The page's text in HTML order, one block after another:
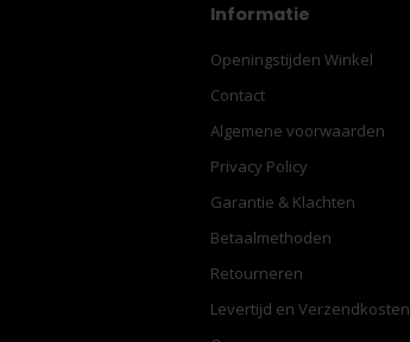
Informatie
Openingstijden Winkel
Contact
Algemene voorwaarden
Privacy Policy
Garantie & Klachten
Betaalmethoden
Retourneren
Levertijd en Verzendkosten